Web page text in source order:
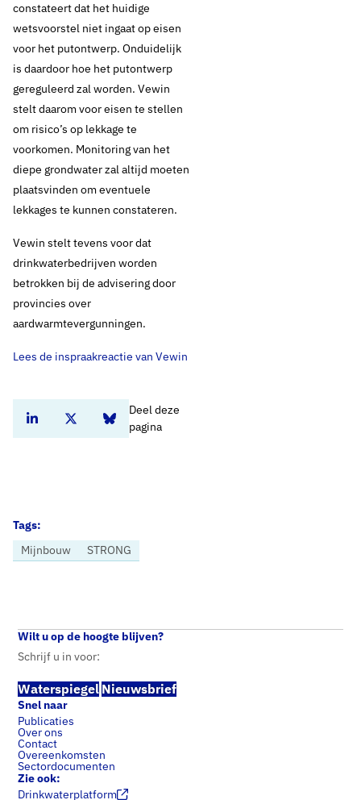
Home Nieuws
constateert dat het huidige
wetsvoorstel niet ingaat op eisen
voor het putontwerp. Onduidelijk
is daardoor hoe het putontwerp
gereguleerd zal worden. Vewin
stelt daarom voor eisen te stellen
om risico’s op lekkage te
voorkomen. Monitoring van het
diepe grondwater zal altijd moeten
plaatsvinden om eventuele
lekkages te kunnen constateren.
Vewin stelt tevens voor dat
drinkwaterbedrijven worden
betrokken bij de advisering door
provincies over
aardwarmtevergunningen.
Lees de inspraakreactie van Vewin
Deel deze
pagina
Deel dit artikel op Linkedin
Deel dit artikel op Twitter
Deel dit artikel op Bluesky
Tags:
Mijnbouw
STRONG
Wilt u op de hoogte blijven?
Schrijf u in voor:
Waterspiegel Nieuwsbrief
Snel naar
Publicaties
Over ons
Contact
Overeenkomsten
Sectordocumenten
Zie ook:
Drinkwaterplatform